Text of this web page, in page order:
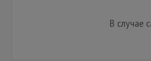
В случае